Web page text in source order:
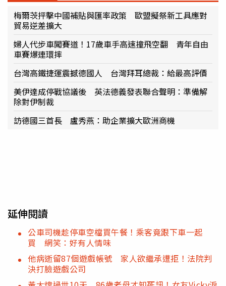
梅爾茨抨擊中國補貼與匯率政策 歐盟擬祭新工具應對
貿易逆差擴大
婦人代步車闖賽道！17歲車手高速撞飛空翻 青年自由
車賽爆連環摔
台灣高鐵捷運震撼德國人 台灣拜耳總裁：給最高評價
美伊達成停戰協議後 英法德義發表聯合聲明：準備解
除對伊制裁
訪德國三首長 盧秀燕：助企業擴大歐洲商機
延伸閱讀
公車司機趁停車空檔買午餐！乘客竟跟下車一起
買 網笑：好有人情味
他病逝留87個遊戲帳號 家人欲繼承遭拒！法院判
決打臉遊戲公司